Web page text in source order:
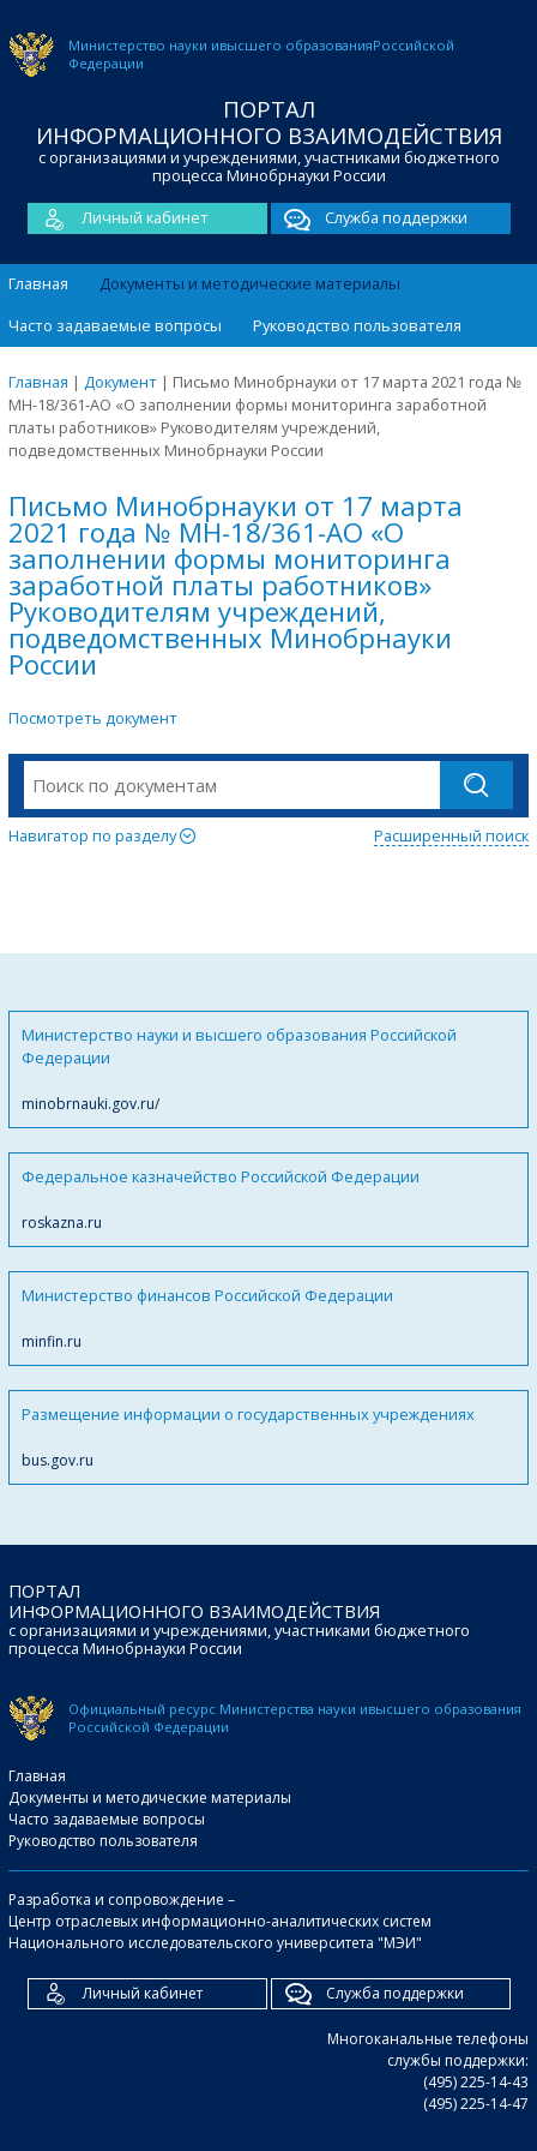
Министерство науки ивысшего образованияРоссийской
Федерации
ПОРТАЛ
ИНФОРМАЦИОННОГО ВЗАИМОДЕЙСТВИЯ
с организациями и учреждениями, участниками бюджетного
процесса Минобрнауки России
Личный кабинет
Служба поддержки
Главная
Документы и методические материалы
Часто задаваемые вопросы
Руководство пользователя
Главная | Документ | Письмо Минобрнауки от 17 марта 2021 года №
МН-18/361-АО «О заполнении формы мониторинга заработной
платы работников» Руководителям учреждений,
подведомственных Минобрнауки России
Письмо Минобрнауки от 17 марта
2021 года № МН-18/361-АО «О
заполнении формы мониторинга
заработной платы работников»
Руководителям учреждений,
подведомственных Минобрнауки
России
Посмотреть документ
Навигатор по разделу Расширенный поиск
Министерство науки и высшего образования Российской
Федерации
minobrnauki.gov.ru/
Федеральное казначейство Российской Федерации
roskazna.ru
Министерство финансов Российской Федерации
minfin.ru
Размещение информации о государственных учреждениях
bus.gov.ru
ПОРТАЛ
ИНФОРМАЦИОННОГО ВЗАИМОДЕЙСТВИЯ
с организациями и учреждениями, участниками бюджетного
процесса Минобрнауки России
Официальный ресурс Министерства науки ивысшего образования
Российской Федерации
Главная
Документы и методические материалы
Часто задаваемые вопросы
Руководство пользователя
Разработка и сопровождение –
Центр отраслевых информационно-аналитических систем
Национального исследовательского университета "МЭИ"
Личный кабинет Служба поддержки
Многоканальные телефоны
службы поддержки:
(495) 225-14-43
(495) 225-14-47